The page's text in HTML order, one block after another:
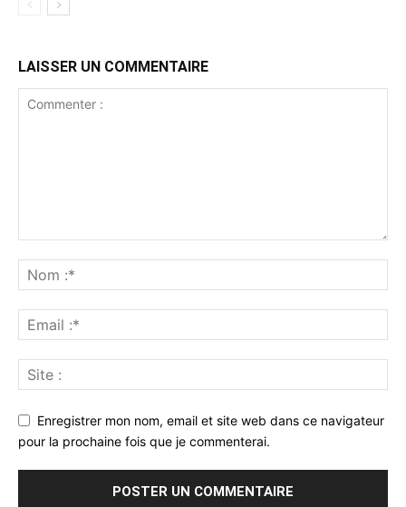
LAISSER UN COMMENTAIRE
Enregistrer mon nom, email et site web dans ce navigateur
pour la prochaine fois que je commenterai.